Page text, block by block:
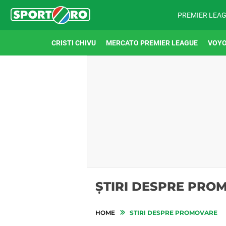
PREMIER
CRISTI CHIVU MERCATO PREMIER LEAGUE
ȘTIRI DESPRE
HOME STIRI DESPRE PROMOVARE